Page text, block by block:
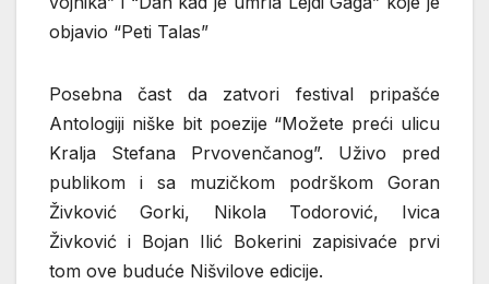
objavio “Peti Talas”
Posebna čast da zatvori festival pripašće
Antologiji niške bit poezije “Možete preći ulicu
Kralja Stefana Prvovenčanog”. Uživo pred
publikom i sa muzičkom podrškom Goran
Živković Gorki, Nikola Todorović, Ivica
Živković i Bojan Ilić Bokerini zapisivaće prvi
tom ove buduće Nišvilove edicije.